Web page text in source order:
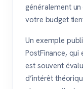
généralement
votre budget
Un exemple
PostFinance,
est souvent
d’intérêt